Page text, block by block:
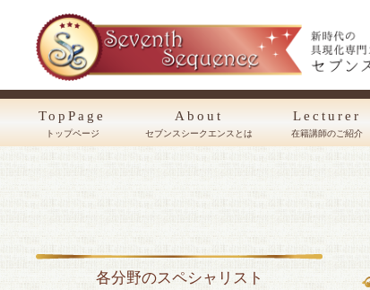
TopPage
トップページ
About
セブンスシークエンスとは
Lecturer
在籍講師のご紹介
各分野のスペシャリスト